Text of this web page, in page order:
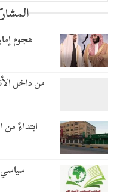
هجوم
من داخل
​ابتداءً
سياسي